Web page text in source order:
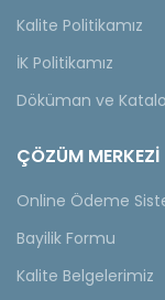
Kalite Politikamız
İK Politikamız
Döküman ve
ÇÖZÜM MERKEZİ
Online Ödeme
Bayilik Formu
Kalite Belgelerimiz